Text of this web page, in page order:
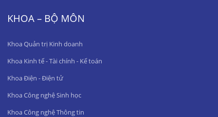
KHOA – BỘ MÔN
Khoa Quản trị Kinh doanh
Khoa Kinh tế - Tài chính - Kế toán
Khoa Điện - Điện tử
Khoa Công nghệ Sinh học
Khoa Công nghệ Thông tin